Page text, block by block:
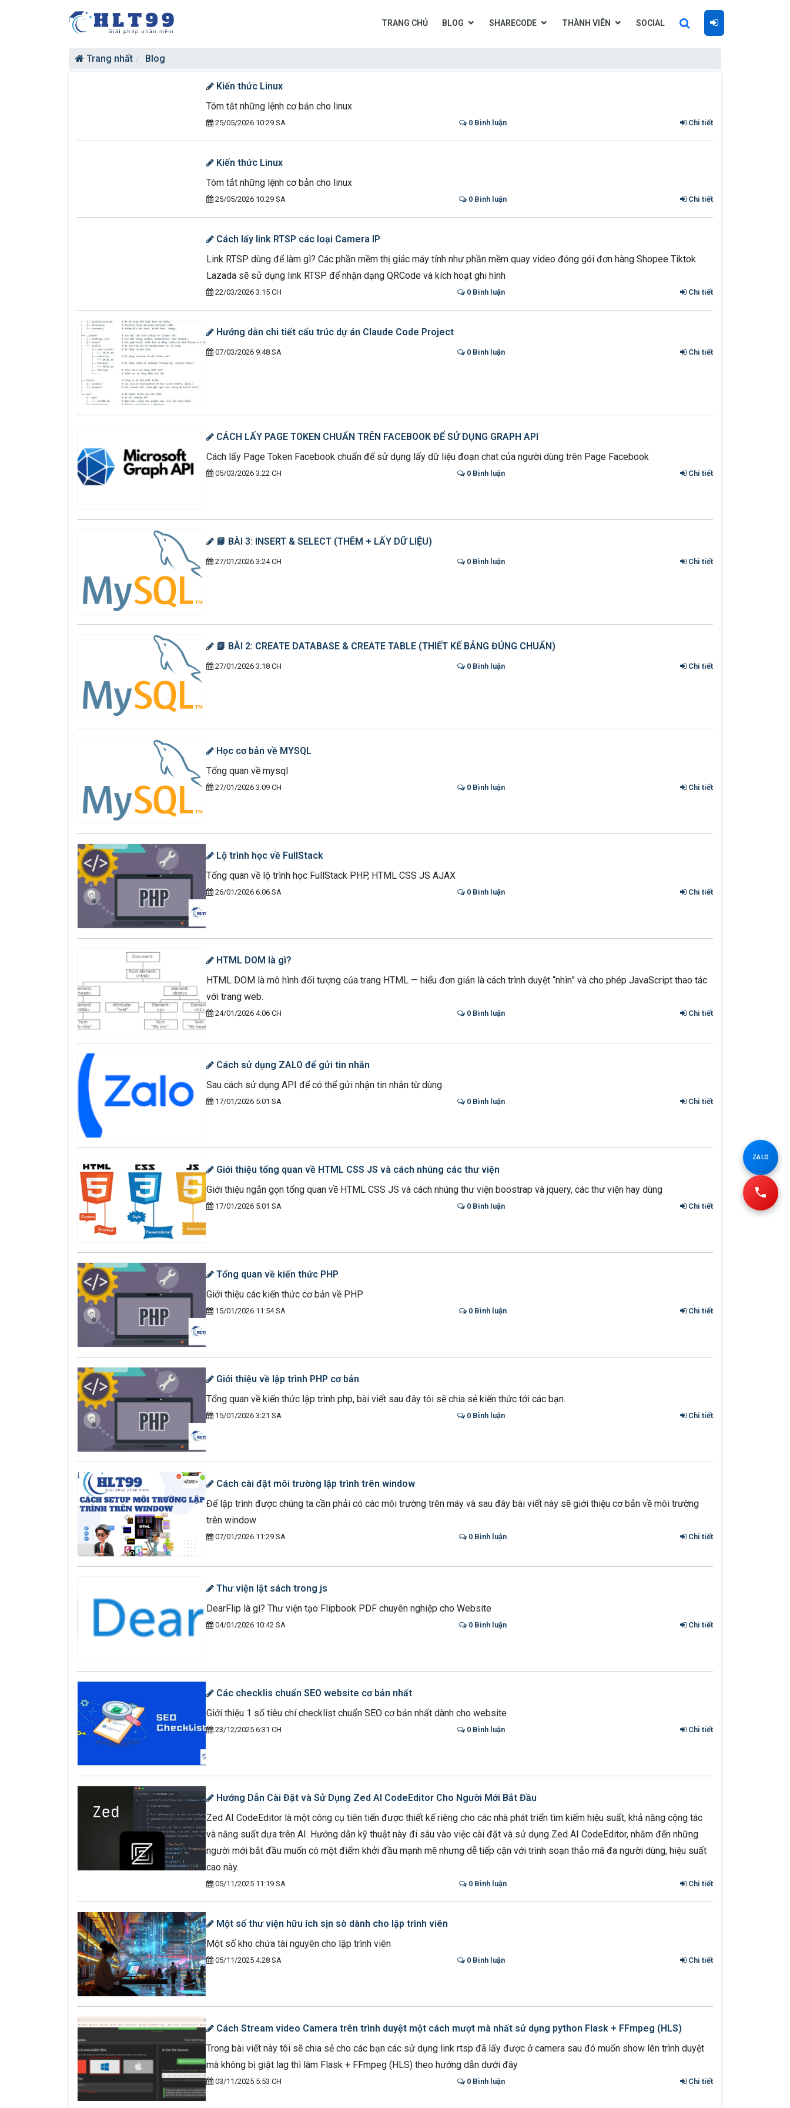
TRANG CHỦ BLOG SHARECODE THÀNH VIÊN SOCIAL
Trang nhất Blog
Kiến thức Linux
Tóm tắt những lệnh cơ bản cho linux
25/05/2026 10:29 SA 0 Bình luận Chi tiết
Kiến thức Linux
Tóm tắt những lệnh cơ bản cho linux
25/05/2026 10:29 SA 0 Bình luận Chi tiết
Cách lấy link RTSP các loại Camera IP
Link RTSP dùng để làm gì? Các phần mềm thị giác máy tính như phần mềm quay video đóng gói đơn hàng Shopee Tiktok
Lazada sẽ sử dụng link RTSP để nhận dạng QRCode và kích hoạt ghi hình
22/03/2026 3:15 CH 0 Bình luận Chi tiết
Hướng dẫn chi tiết cấu trúc dự án Claude Code Project
07/03/2026 9:48 SA 0 Bình luận Chi tiết
CÁCH LẤY PAGE TOKEN CHUẨN TRÊN FACEBOOK ĐỂ SỬ DỤNG GRAPH API
Cách lấy Page Token Facebook chuẩn để sử dụng lấy dữ liệu đoạn chat của người dùng trên Page Facebook
05/03/2026 3:22 CH 0 Bình luận Chi tiết
📘 BÀI 3: INSERT & SELECT (THÊM + LẤY DỮ LIỆU)
27/01/2026 3:24 CH 0 Bình luận Chi tiết
📘 BÀI 2: CREATE DATABASE & CREATE TABLE (THIẾT KẾ BẢNG ĐÚNG CHUẨN)
27/01/2026 3:18 CH 0 Bình luận Chi tiết
Học cơ bản về MYSQL
Tổng quan về mysql
27/01/2026 3:09 CH 0 Bình luận Chi tiết
Lộ trình học về FullStack
Tổng quan về lộ trình học FullStack PHP, HTML CSS JS AJAX
26/01/2026 6:06 SA 0 Bình luận Chi tiết
HTML DOM là gì?
HTML DOM là mô hình đối tượng của trang HTML — hiểu đơn giản là cách trình duyệt “nhìn” và cho phép JavaScript thao tác
với trang web.
24/01/2026 4:06 CH 0 Bình luận Chi tiết
Cách sử dụng ZALO để gửi tin nhắn
Sau cách sử dụng API để có thể gửi nhận tin nhắn từ dùng
17/01/2026 5:01 SA 0 Bình luận Chi tiết
Giới thiệu tổng quan về HTML CSS JS và cách nhúng các thư viện
Giới thiệu ngắn gọn tổng quan về HTML CSS JS và cách nhúng thư viện boostrap và jquery, các thư viện hay dùng
17/01/2026 5:01 SA 0 Bình luận Chi tiết
Tổng quan về kiến thức PHP
Giới thiệu các kiến thức cơ bản về PHP
15/01/2026 11:54 SA 0 Bình luận Chi tiết
Giới thiệu về lập trình PHP cơ bản
Tổng quan về kiến thức lập trình php, bài viết sau đây tôi sẽ chia sẻ kiến thức tới các bạn.
15/01/2026 3:21 SA 0 Bình luận Chi tiết
Cách cài đặt môi trường lập trình trên window
Để lập trình được chúng ta cần phải có các môi trường trên máy và sau đây bài viết này sẽ giới thiệu cơ bản về môi trường
trên window
07/01/2026 11:29 SA 0 Bình luận Chi tiết
Thư viện lật sách trong js
DearFlip là gì? Thư viện tạo Flipbook PDF chuyên nghiệp cho Website
04/01/2026 10:42 SA 0 Bình luận Chi tiết
Các checklis chuẩn SEO website cơ bản nhất
Giới thiệu 1 số tiêu chí checklist chuẩn SEO cơ bản nhất dành cho website
23/12/2025 6:31 CH 0 Bình luận Chi tiết
Hướng Dẫn Cài Đặt và Sử Dụng Zed AI CodeEditor Cho Người Mới Bắt Đầu
Zed AI CodeEditor là một công cụ tiên tiến được thiết kế riêng cho các nhà phát triển tìm kiếm hiệu suất, khả năng cộng tác
và năng suất dựa trên AI. Hướng dẫn kỹ thuật này đi sâu vào việc cài đặt và sử dụng Zed AI CodeEditor, nhắm đến những
người mới bắt đầu muốn có một điểm khởi đầu mạnh mẽ nhưng dễ tiếp cận với trình soạn thảo mã đa người dùng, hiệu suất
cao này.
05/11/2025 11:19 SA 0 Bình luận Chi tiết
Một số thư viện hữu ích sịn sò dành cho lập trình viên
Một số kho chứa tài nguyên cho lập trình viên
05/11/2025 4:28 SA 0 Bình luận Chi tiết
Cách Stream video Camera trên trình duyệt một cách mượt mà nhất sử dụng python Flask + FFmpeg (HLS)
Trong bài viết này tôi sẽ chia sẻ cho các bạn các sử dụng link rtsp đã lấy được ở camera sau đó muốn show lên trình duyệt
mà không bị giật lag thì làm Flask + FFmpeg (HLS) theo hướng dẫn dưới đây
03/11/2025 5:53 CH 0 Bình luận Chi tiết
ZALO